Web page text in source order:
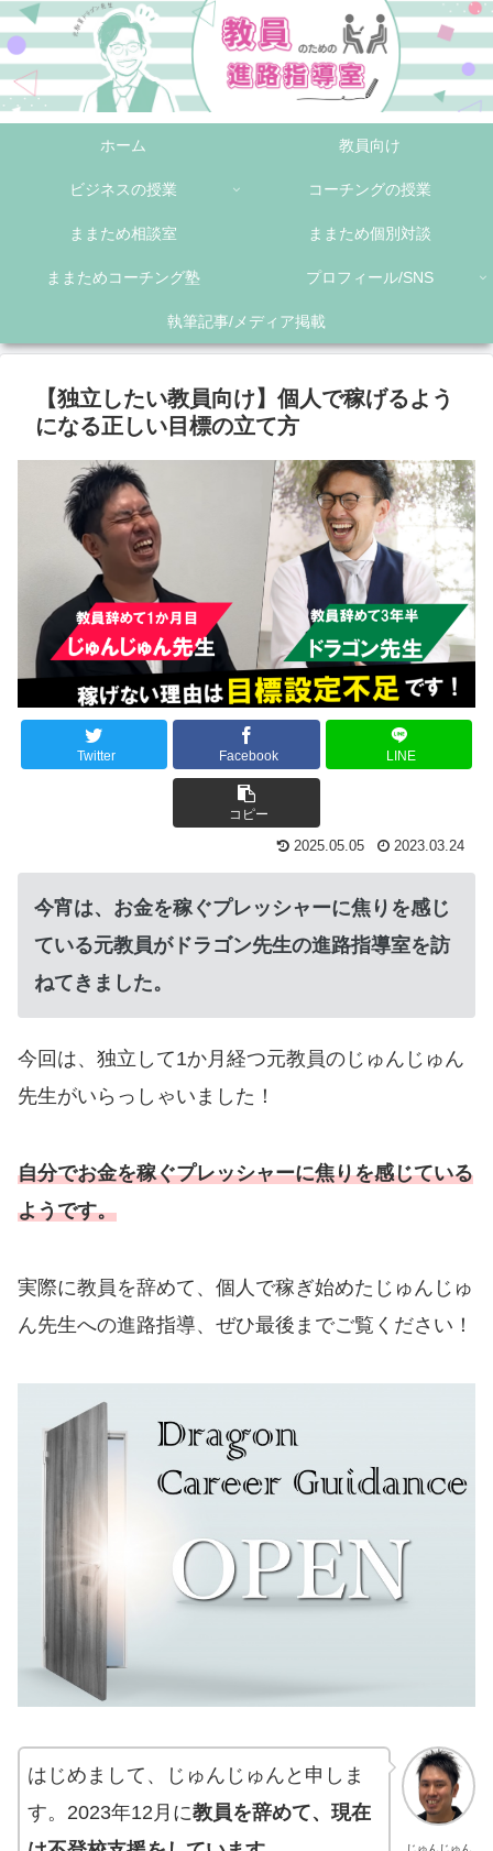
ホーム 教員向け
ビジネスの授業 コーチングの授業
ままため相談室 ままため個別対談
ままためコーチング塾 プロフィール/SNS
執筆記事/メディア掲載
【独立したい教員向け】個人で稼げるよう
になる正しい目標の立て方
Twitter Facebook LINE
コピー
2025.05.05 2023.03.24
今宵は、お金を稼ぐプレッシャーに焦りを感じ
ている元教員がドラゴン先生の進路指導室を訪
ねてきました。
今回は、独立して1か月経つ元教員のじゅんじゅん
先生がいらっしゃいました！
自分でお金を稼ぐプレッシャーに焦りを感じている
ようです。
実際に教員を辞めて、個人で稼ぎ始めたじゅんじゅ
ん先生への進路指導、ぜひ最後までご覧ください！
じゅんじゅん
はじめまして、じゅんじゅんと申しま
す。2023年12月に教員を辞めて、現在